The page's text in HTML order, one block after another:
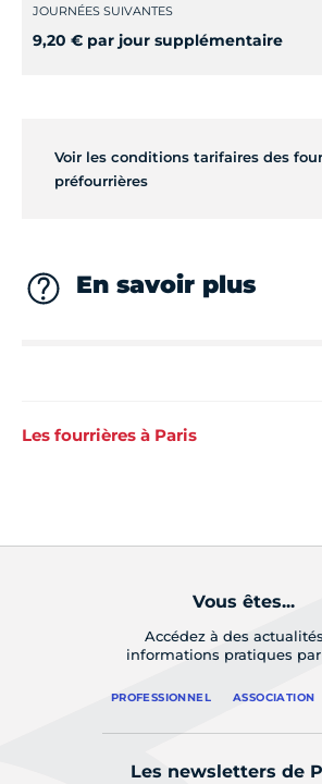
JOURNÉES SUIVANTES
9,20 € par jour supplémentaire
Voir les conditions tarifaires des
préfourrières
En savoir plus
Les fourrières à Paris
Vous êtes...
Accédez à des
informations pratiques
PROFESSIONNEL ASSOCIATION
Les newsletters de